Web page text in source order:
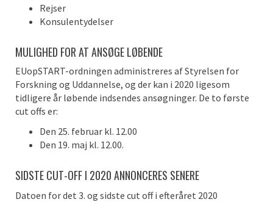
Rejser
Konsulentydelser
MULIGHED FOR AT ANSØGE LØBENDE
EUopSTART-ordningen administreres af Styrelsen for
Forskning og Uddannelse, og der kan i 2020 ligesom
tidligere år løbende indsendes ansøgninger. De to første
cut offs er:
Den 25. februar kl. 12.00
Den 19. maj kl. 12.00.
SIDSTE CUT-OFF I 2020 ANNONCERES SENERE
Datoen for det 3. og sidste cut off i efteråret 2020